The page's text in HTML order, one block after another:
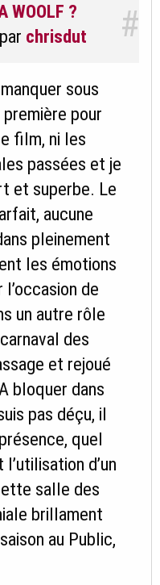
#
WOOLF ?
par chrisdut
sous
pour
film, ni les
passées et je
et superbe. Le
aucune
pleinement
les émotions
de
un autre rôle
des
et rejoué
bloquer dans
pas déçu, il
quel
d’un
salle des
brillament
au Public,